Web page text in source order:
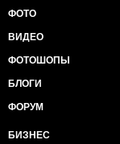
ФОТО
ВИДЕО
ФОТОШОПЫ
БЛОГИ
ФОРУМ
БИЗНЕС